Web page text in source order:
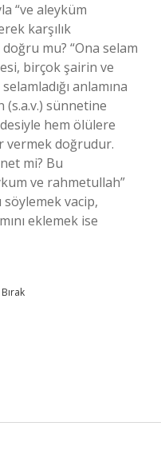
“ve aleyküm
karşılık
mu? “Ona selam
birçok şairin ve
anlamına
(s.a.v.) sünnetine
hem ölülere
vermek doğrudur.
mi? Bu
ve rahmetullah”
söylemek vacip,
eklemek ise